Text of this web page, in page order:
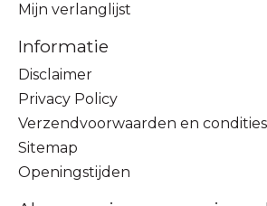
Mijn verlanglijst
Informatie
Disclaimer
Privacy Policy
Verzendvoorwaarden en condities
Sitemap
Openingstijden